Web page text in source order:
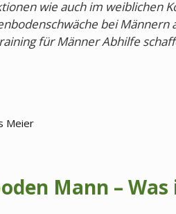
wie auch im weiblichen
bei Männern
für Männer Abhilfe
Meier
Mann –